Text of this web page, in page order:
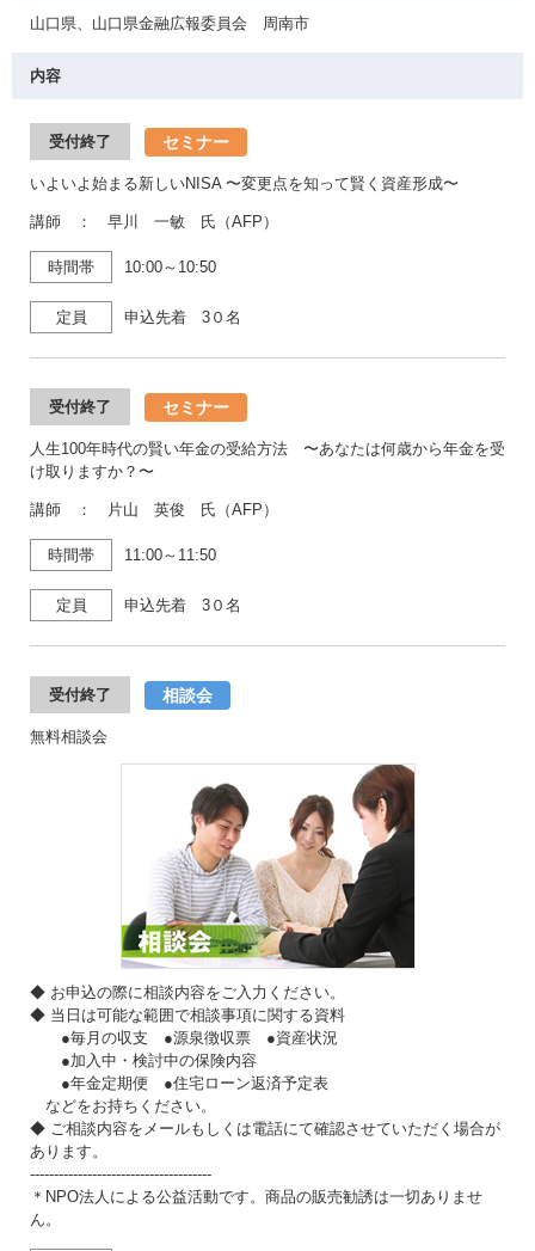
山口県、山口県金融広報委員会 周南市
内容
受付終了 セミナー
いよいよ始まる新しいNISA 〜変更点を知って賢く資産形成〜
講師 ： 早川 一敏 氏（AFP）
時間帯 10:00～10:50
定員 申込先着 3０名
受付終了 セミナー
人生100年時代の賢い年金の受給方法 〜あなたは何歳から年金を受
け取りますか？〜
講師 ： 片山 英俊 氏（AFP）
時間帯 11:00～11:50
定員 申込先着 3０名
受付終了 相談会
無料相談会
◆ お申込の際に相談内容をご入力ください。
◆ 当日は可能な範囲で相談事項に関する資料
●毎月の収支 ●源泉徴収票 ●資産状況
●加入中・検討中の保険内容
●年金定期便 ●住宅ローン返済予定表
などをお持ちください。
◆ ご相談内容をメールもしくは電話にて確認させていただく場合が
あります。
--------------------------------------
＊NPO法人による公益活動です。商品の販売勧誘は一切ありませ
ん。